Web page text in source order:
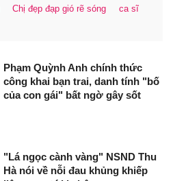
Chị đẹp đạp gió rẽ sóng
ca sĩ
Phạm Quỳnh Anh chính thức
công khai bạn trai, danh tính "bố
của con gái" bất ngờ gây sốt
"Lá ngọc cành vàng" NSND Thu
Hà nói về nỗi đau khủng khiếp